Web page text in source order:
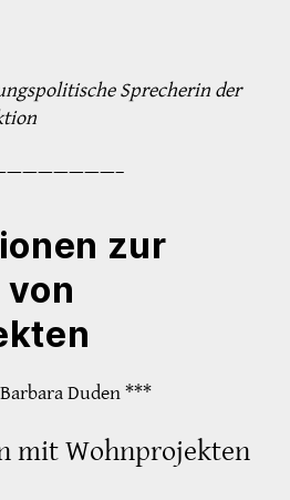
Sprecherin der
zur
von
Duden ***
mit Wohnprojekten